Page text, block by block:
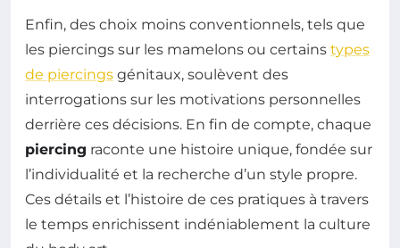
Enfin, des choix moins conventionnels, tels que
les piercings sur les mamelons ou certains types
de piercings génitaux, soulèvent des
interrogations sur les motivations personnelles
derrière ces décisions. En fin de compte, chaque
piercing raconte une histoire unique, fondée sur
l’individualité et la recherche d’un style propre.
Ces détails et l’histoire de ces pratiques à travers
le temps enrichissent indéniablement la culture